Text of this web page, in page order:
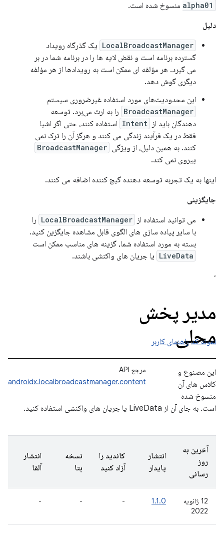
alpha01 منسوخ شده است.
دلیل
LocalBroadcastManager یک گذرگاه رویداد
گسترده برنامه است و نقض لایه ها را در برنامه شما در بر
می گیرد. هر مؤلفه ای ممکن است به رویدادها از هر مؤلفه
دیگری گوش دهد.
این محدودیت‌های مورد استفاده غیرضروری سیستم
BroadcastManager را به ارث می‌برد. توسعه
دهندگان باید از Intent استفاده کنند، حتی اگر اشیا
فقط در یک فرآیند زندگی می کنند و هرگز آن را ترک نمی
کنند. به همین دلیل، از ویژگی BroadcastManager
پیروی نمی کند.
اینها به یک تجربه توسعه دهنده گیج کننده اضافه می کنند.
جایگزینی
می توانید استفاده از LocalBroadcastManager را
با سایر پیاده سازی های الگوی قابل مشاهده جایگزین کنید.
بسته به مورد استفاده شما، گزینه های مناسب ممکن است
LiveData یا جریان های واکنشی باشند.
،
مدیر پخش
محلی
نمونه کد راهنمای کاربر
مرجع API
androidx.localbroadcastmanager.content
این مصنوع و
کلاس های آن
منسوخ شده
است. به جای آن از LiveData یا جریان های واکنشی استفاده کنید.
آخرین به
روز
رسانی
انتشار
پایدار
کاندید را
آزاد کنید
نسخه
بتا
انتشار
آلفا
12 ژانویه
2022
1.1.0
-
-
-